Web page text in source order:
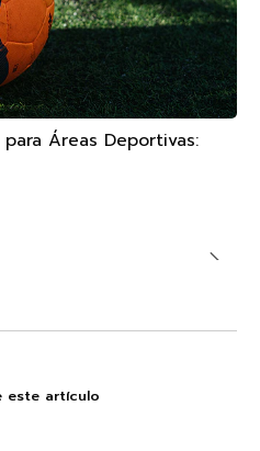
Áreas Deportivas:
este artículo